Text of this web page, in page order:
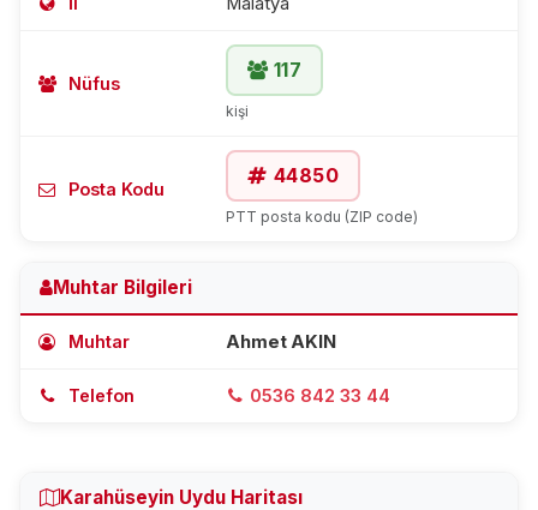
Nüfus
117
kişi
Posta Kodu
44850
PTT posta kodu (ZIP code)
Muhtar Bilgileri
Muhtar Ahmet AKIN
Telefon 0536 842 33 44
Karahüseyin Uydu Haritası